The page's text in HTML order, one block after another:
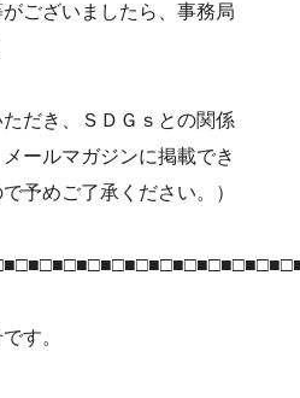
ございましたら、事務局
ただき、ＳＤＧｓとの関係
ールマガジンに掲載でき
予めご了承ください。）
す。